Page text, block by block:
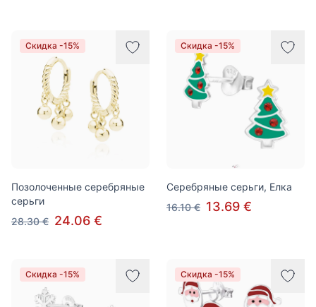
Скидка -15%
Позолоченные серебряные
серьги
28.30 € 24.06 €
Скидка -15%
Серебряные серьги, Елка
16.10 € 13.69 €
Скидка -15% Скидка -15%